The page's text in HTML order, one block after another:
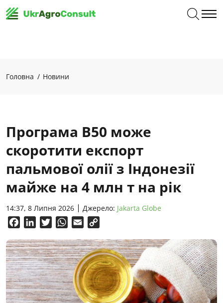
Головна Новини
Програма B50 може
скоротити експорт
пальмової олії з Індонезії
майже на 4 млн т на рік
14:37, 8 Липня 2026 Джерело: Jakarta Globe
FacebookLinkedInTwitterWhatsApp
Email